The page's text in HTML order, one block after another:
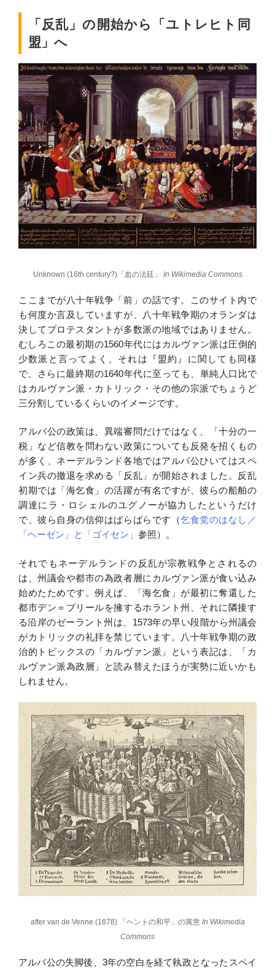
「反乱」の開始から「ユトレヒト同
盟」へ
Unknown (16th century?)「血の法廷」 In Wikimedia Commons
ここまでが八十年戦争「前」の話です。このサイト内で
も何度か言及していますが、八十年戦争期のオランダは
決してプロテスタントが多数派の地域ではありません。
むしろこの最初期の1560年代にはカルヴァン派は圧倒的
少数派と言ってよく、それは『盟約』に関しても同様
で、さらに最終期の1640年代に至っても、単純人口比で
はカルヴァン派・カトリック・その他の宗派でちょうど
三分割しているくらいのイメージです。
アルバ公の政策は、異端審問だけではなく、「十分の一
税」など信教を問わない政策についても反発を招くもの
が多く、ネーデルランド各地ではアルバ公ひいてはスペ
イン兵の撤退を求める「反乱」が開始されました。反乱
初期では「海乞食」の活躍が有名ですが、彼らの船舶の
調達にラ・ロシェルのユグノーが協力したというだけ
で、彼ら自身の信仰はばらばらです（乞食党のはなし／
「ヘーゼン」と「ゴイセン」 参照）。
それでもネーデルランドの反乱が宗教戦争とされるの
は、州議会や都市の為政者層にカルヴァン派が食い込み
始めたためです。例えば、「海乞食」が最初に奪還した
都市デン＝ブリールを擁するホラント州、それに隣接す
る沿岸のゼーラント州は、1573年の早い段階から州議会
がカトリックの礼拝を禁じています。八十年戦争期の政
治的トピックスの「カルヴァン派」という表記は、「カ
ルヴァン派為政層」と読み替えたほうが実勢に近いかも
しれません。
after van de Venne (1878) 「ヘントの和平」の寓意In Wikimedia
Commons
アルバ公の失脚後、3年の空白を経て執政となったスペイ